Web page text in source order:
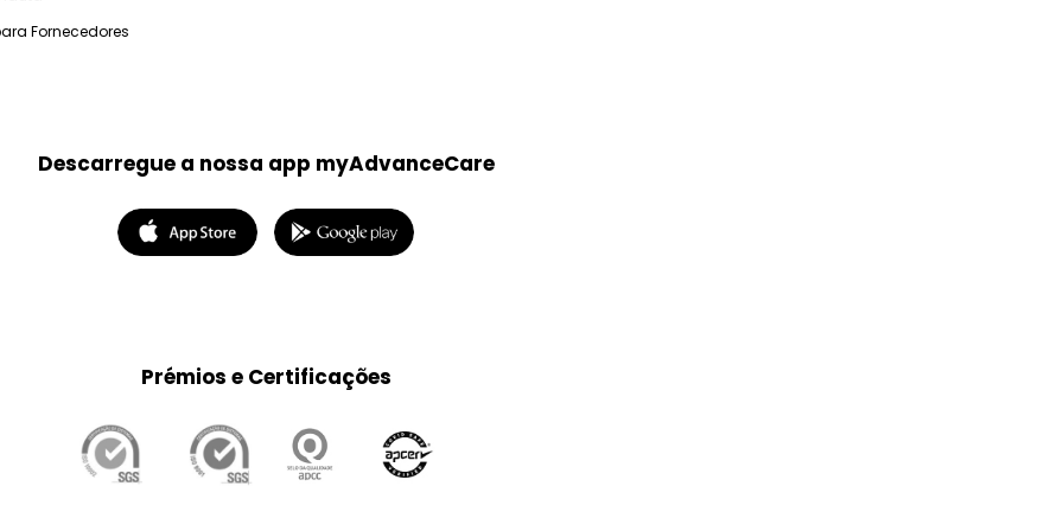
Fornecedores
Descarregue a nossa app myAdvanceCare
Prémios e Certificações